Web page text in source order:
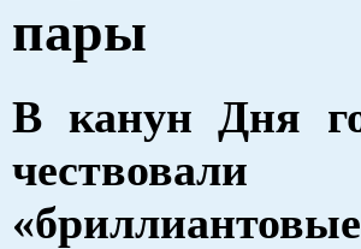
пары
В канун Дня